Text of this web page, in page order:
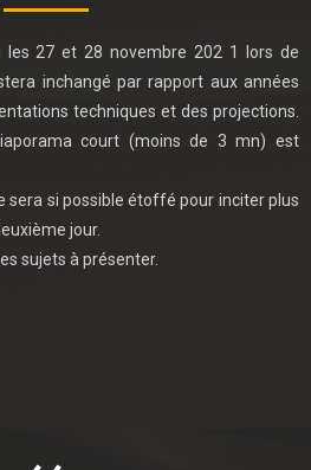
27 et 28 novembre 202 1 lors de
inchangé par rapport aux années
techniques et des projections.
court (moins de 3 mn) est
sera si possible étoffé pour inciter plus
jour.
sujets à présenter.